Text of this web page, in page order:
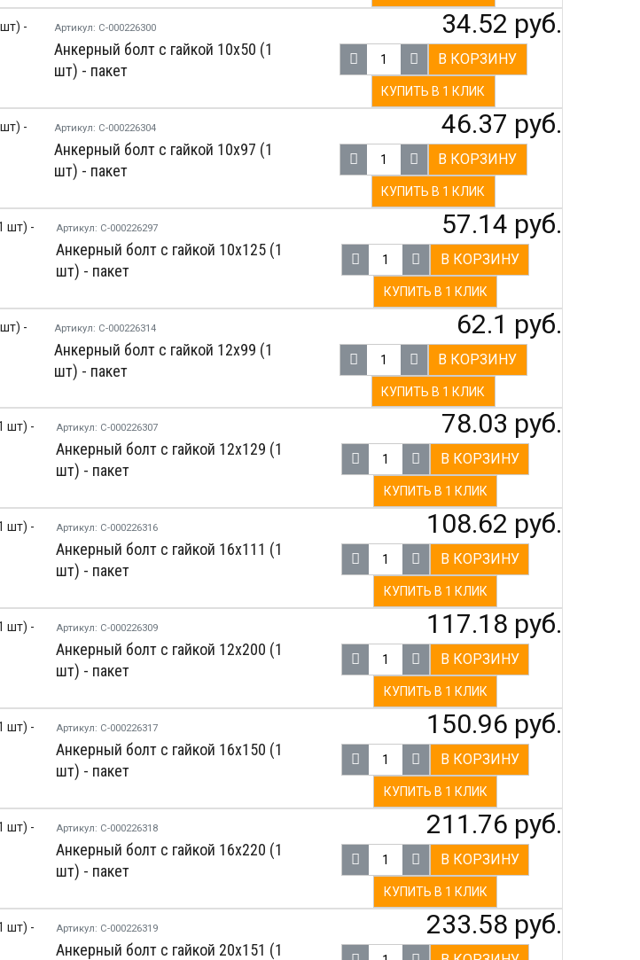
Артикул: С-000226300
Анкерный болт с гайкой 10х50 (1
шт) - пакет
34.52 руб.
В КОРЗИНУ
КУПИТЬ В 1 КЛИК
Артикул: С-000226304
Анкерный болт с гайкой 10х97 (1
шт) - пакет
46.37 руб.
В КОРЗИНУ
КУПИТЬ В 1 КЛИК
Артикул: С-000226297
Анкерный болт с гайкой 10х125 (1
шт) - пакет
57.14 руб.
В КОРЗИНУ
КУПИТЬ В 1 КЛИК
Артикул: С-000226314
Анкерный болт с гайкой 12х99 (1
шт) - пакет
62.1 руб.
В КОРЗИНУ
КУПИТЬ В 1 КЛИК
Артикул: С-000226307
Анкерный болт с гайкой 12х129 (1
шт) - пакет
78.03 руб.
В КОРЗИНУ
КУПИТЬ В 1 КЛИК
Артикул: С-000226316
Анкерный болт с гайкой 16х111 (1
шт) - пакет
108.62 руб.
В КОРЗИНУ
КУПИТЬ В 1 КЛИК
Артикул: С-000226309
Анкерный болт с гайкой 12х200 (1
шт) - пакет
117.18 руб.
В КОРЗИНУ
КУПИТЬ В 1 КЛИК
Артикул: С-000226317
Анкерный болт с гайкой 16х150 (1
шт) - пакет
150.96 руб.
В КОРЗИНУ
КУПИТЬ В 1 КЛИК
Артикул: С-000226318
Анкерный болт с гайкой 16х220 (1
шт) - пакет
211.76 руб.
В КОРЗИНУ
КУПИТЬ В 1 КЛИК
Артикул: С-000226319
Анкерный болт с гайкой 20х151 (1
233.58 руб.